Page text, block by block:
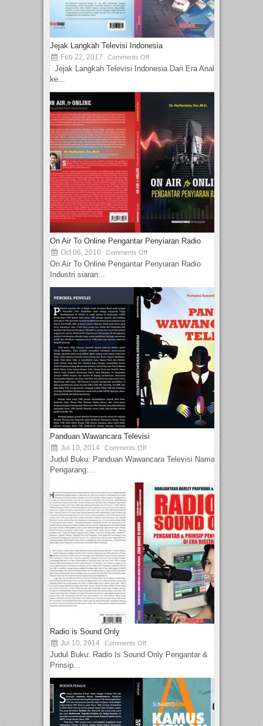
Jejak Langkah Televisi Indonesia
Feb 22, 2017 Comments Off
Jejak Langkah Televisi Indonesia Dari Era Analog
ke...
On Air To Online Pengantar Penyiaran Radio
Oct 06, 2016 Comments Off
On Air To Online Pengantar Penyiaran Radio
Industri siaran...
Panduan Wawancara Televisi
Jul 10, 2014 Comments Off
Judul Buku: Panduan Wawancara Televisi Nama
Pengarang:...
Radio is Sound Only
Jul 10, 2014 Comments Off
Judul Buku: Radio Is Sound Only Pengantar &
Prinsip...